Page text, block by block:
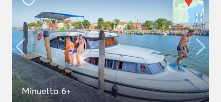
Minuetto 6+